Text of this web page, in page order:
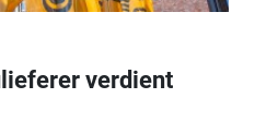
verdient